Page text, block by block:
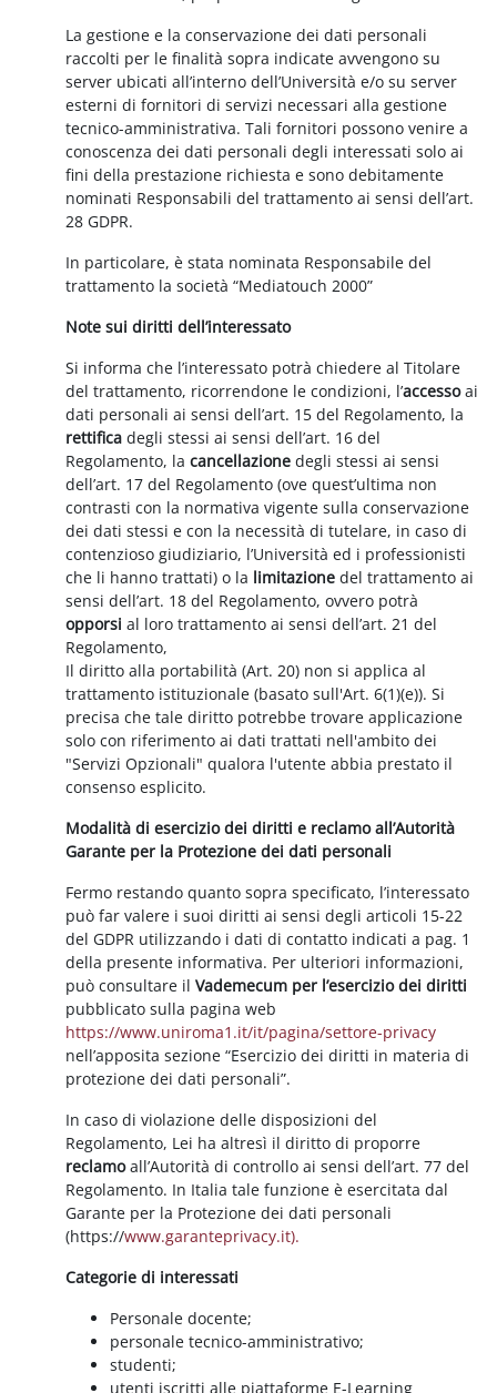
La gestione e la conservazione dei dati personali
raccolti per le finalità sopra indicate avvengono su
server ubicati all’interno dell’Università e/o su server
esterni di fornitori di servizi necessari alla gestione
tecnico-amministrativa. Tali fornitori possono venire a
conoscenza dei dati personali degli interessati solo ai
fini della prestazione richiesta e sono debitamente
nominati Responsabili del trattamento ai sensi dell’art.
28 GDPR.
In particolare, è stata nominata Responsabile del
trattamento la società “Mediatouch 2000”
Note sui diritti dell’interessato
Si informa che l’interessato potrà chiedere al Titolare
del trattamento, ricorrendone le condizioni, l’accessoai
dati personali ai sensi dell’art. 15 del Regolamento, la
rettificadegli stessi ai sensi dell’art. 16 del
Regolamento, lacancellazione degli stessi ai sensi
dell’art. 17 del Regolamento (ove quest’ultima non
contrasti con la normativa vigente sulla conservazione
dei dati stessi e con la necessità di tutelare, in caso di
contenzioso giudiziario, l’Università ed i professionisti
che li hanno trattati) o la limitazione del trattamento ai
sensi dell’art. 18 del Regolamento, ovvero potrà
opporsi al loro trattamento ai sensi dell’art. 21 del
Regolamento,
Il diritto alla portabilità (Art. 20) non si applica al
trattamento istituzionale (basato sull'Art. 6(1)(e)). Si
precisa che tale diritto potrebbe trovare applicazione
solo con riferimento ai dati trattati nell'ambito dei
"Servizi Opzionali" qualora l'utente abbia prestato il
consenso esplicito.
Modalità di esercizio dei diritti e reclamo all’Autorità
Garante per la Protezione dei dati personali
Fermo restando quanto sopra specificato, l’interessato
può far valere i suoi diritti ai sensi degli articoli 15-22
del GDPR utilizzando i dati di contatto indicati a pag. 1
della presente informativa. Per ulteriori informazioni,
può consultare ilVademecum per l’esercizio dei diritti
pubblicato sulla pagina web
https://www.uniroma1.it/it/pagina/settore-privacy
nell’apposita sezione “Esercizio dei diritti in materia di
protezione dei dati personali”.
In caso di violazione delle disposizioni del
Regolamento, Lei ha altresì il diritto di proporre
reclamoall’Autorità di controllo ai sensi dell’art. 77 del
Regolamento. In Italia tale funzione è esercitata dal
Garante per la Protezione dei dati personali
(https://www.garanteprivacy.it).
Categorie di interessati
Personale docente;
personale tecnico-amministrativo;
studenti;
utenti iscritti alle piattaforme E-Learning